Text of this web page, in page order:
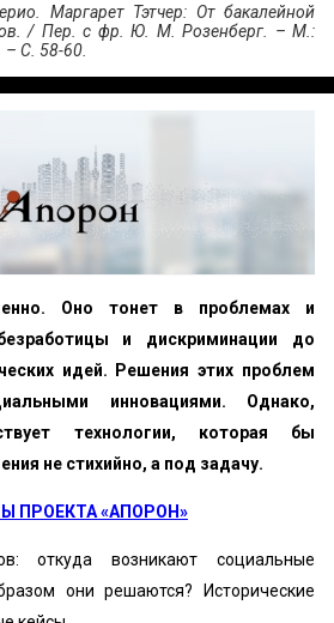
Маргарет Тэтчер: От бакалейной
/ Пер. с фр. Ю. М. Розенберг. – М.:
С. 58-60.
Оно тонет в проблемах и
и дискриминации до
идей. Решения этих проблем
инновациями. Однако,
технологии, которая бы
не стихийно, а под задачу.
ПРОЕКТА «АПОРОН»
откуда возникают социальные
они решаются? Исторические